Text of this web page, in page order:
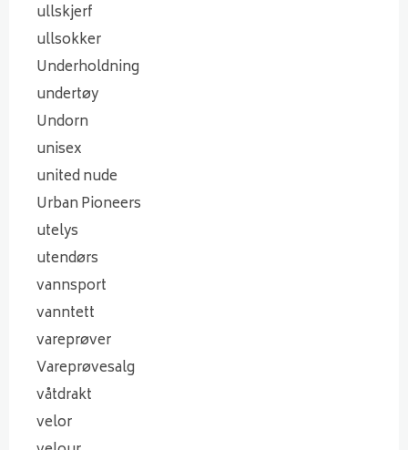
ullskjerf
ullsokker
Underholdning
undertøy
Undorn
unisex
united nude
Urban Pioneers
utelys
utendørs
vannsport
vanntett
vareprøver
Vareprøvesalg
våtdrakt
velor